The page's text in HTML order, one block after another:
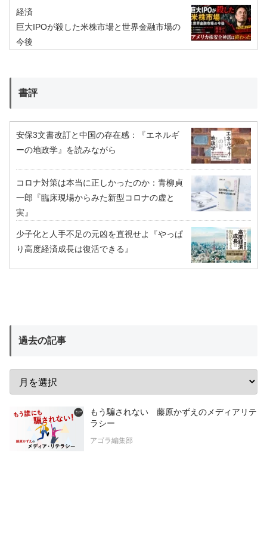
経済
巨大IPOが殺した米株市場と世界金融市場の
今後
書評
安保3文書改訂と中国の存在感：『エネルギ
ーの地政学』を読みながら
コロナ対策は本当に正しかったのか：青柳貞
一郎『臨床現場からみた新型コロナの虚と
実』
少子化と人手不足の元凶を直視せよ『やっぱ
り高度経済成長は復活できる』
過去の記事
もう騙されない 藤原かずえのメディアリテ
ラシー
アゴラ編集部